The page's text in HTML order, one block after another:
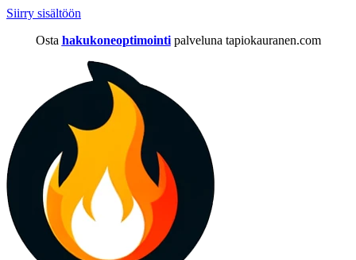
Siirry sisältöön
Osta hakukoneoptimointi palveluna tapiokauranen.com